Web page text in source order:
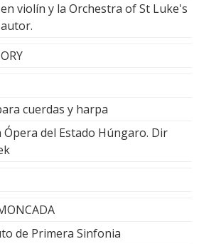
violín y la Orchestra of St Luke's
cuerdas y harpa
Ópera del Estado Húngaro. Dir
de Primera Sinfonia